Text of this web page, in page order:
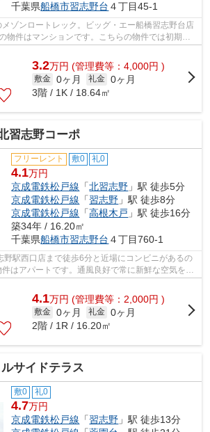
千葉県船橋市習志野台 ４丁目45-1
ゾンロートレック。ビッグ・エー船橋習志野台店
物件はマンションです。こちらの物件では初期費
だけます。エ...
3.2万円 (管理費等：4,000円 )
敷金 0ヶ月 礼金 0ヶ月
3階 / 1K / 18.64㎡
習志野コーポ
フリーレント 敷0 礼0
4.1万円
京成電鉄松戸線 「北習志野 」駅 徒歩5分
京成電鉄松戸線 「習志野 」駅 徒歩8分
京成電鉄松戸線 「高根木戸 」駅 徒歩16分
築34年 / 16.20㎡
千葉県船橋市習志野台 ４丁目760-1
野駅西口店まで徒歩6分と近場にコンビニがあるの
はアパートです。通風良好で常に新鮮な空気を送
ます。最上...
4.1万円 (管理費等：2,000円 )
敷金 0ヶ月 礼金 0ヶ月
2階 / 1R / 16.20㎡
ルサイドテラス
敷0 礼0
4.7万円
京成電鉄松戸線 「習志野 」駅 徒歩13分